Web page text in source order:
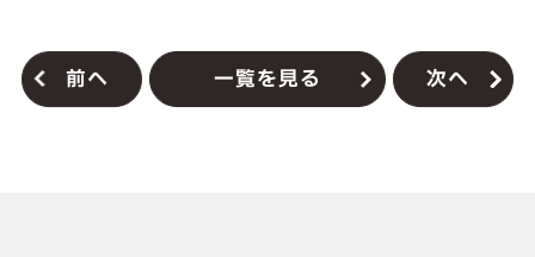
前へ 一覧を見る 次へ